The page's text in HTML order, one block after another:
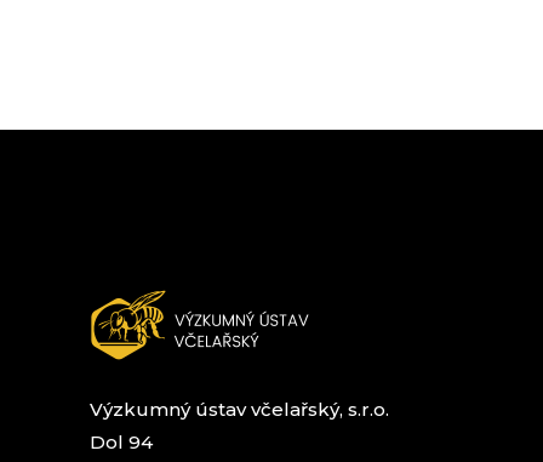
Výzkumný ústav včelařský, s.r.o.
Dol 94